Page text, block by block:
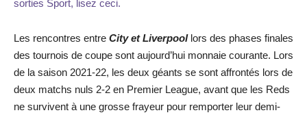
sorties Sport, lisez ceci.
Les rencontres entre City et Liverpoollors des phases finales
des tournois de coupe sont aujourd’hui monnaie courante. Lors
de la saison 2021-22, les deux géants se sont affrontés lors de
deux matchs nuls 2-2 en Premier League, avant que les Reds
ne survivent à une grosse frayeur pour remporter leur demi-